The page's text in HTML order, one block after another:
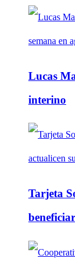
Lucas
interino
Tarjeta